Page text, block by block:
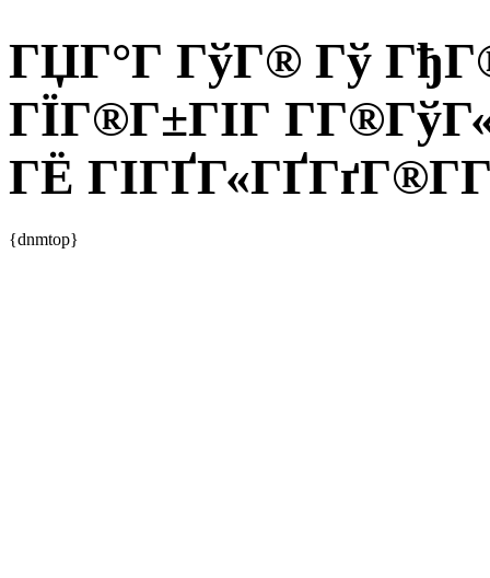
ГЏГ°Г ГўГ® Гў
ГЇГ®Г±ГІГ
ГЁ
{dnmtop}